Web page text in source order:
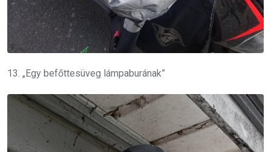
13. „Egy befőttesüveg lámpaburának”